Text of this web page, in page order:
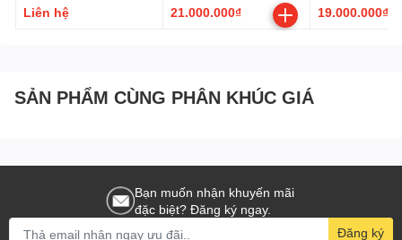
2.1. Móc uốn
2.2. Vòng trục vít
Phân phối nhiều vòng trục vít đảm bảo độ uốn chính xác
Liên hệ 21.000.000₫ 19.000.000₫
SẢN PHẨM CÙNG PHÂN KHÚC GIÁ
Bạn muốn nhận khuyến mãi
đặc biệt? Đăng ký ngay.
Đăng ký